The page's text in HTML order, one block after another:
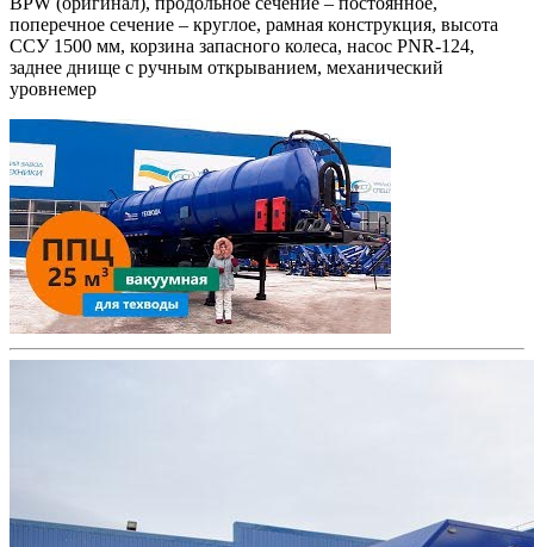
поперечное сечение – круглое, рамная конструкция, высота
ССУ 1500 мм, корзина запасного колеса, насос PNR-124,
заднее днище с ручным открыванием, механический
уровнемер